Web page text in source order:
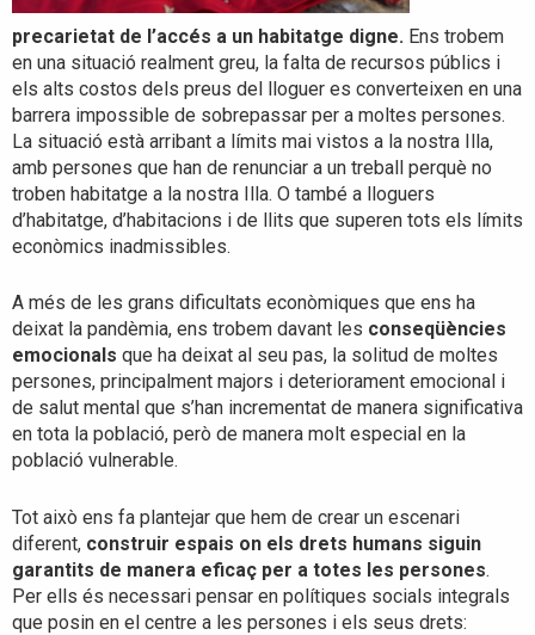
precarietat de l’accés a un habitatge digne. Ens trobem
en una situació realment greu, la falta de recursos públics i
els alts costos dels preus del lloguer es converteixen en una
barrera impossible de sobrepassar per a moltes persones.
La situació està arribant a límits mai vistos a la nostra Illa,
amb persones que han de renunciar a un treball perquè no
troben habitatge a la nostra Illa. O també a lloguers
d’habitatge, d’habitacions i de llits que superen tots els límits
econòmics inadmissibles.
A més de les grans dificultats econòmiques que ens ha
deixat la pandèmia, ens trobem davant les conseqüències
emocionals que ha deixat al seu pas, la solitud de moltes
persones, principalment majors i deteriorament emocional i
de salut mental que s’han incrementat de manera significativa
en tota la població, però de manera molt especial en la
població vulnerable.
Tot això ens fa plantejar que hem de crear un escenari
diferent, construir espais on els drets humans siguin
garantits de manera eficaç per a totes les persones.
Per ells és necessari pensar en polítiques socials integrals
que posin en el centre a les persones i els seus drets: